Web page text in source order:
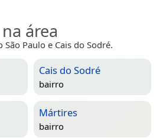
área
Paulo e Cais do Sodré.
Cais do Sodré
bairro
Mártires
bairro